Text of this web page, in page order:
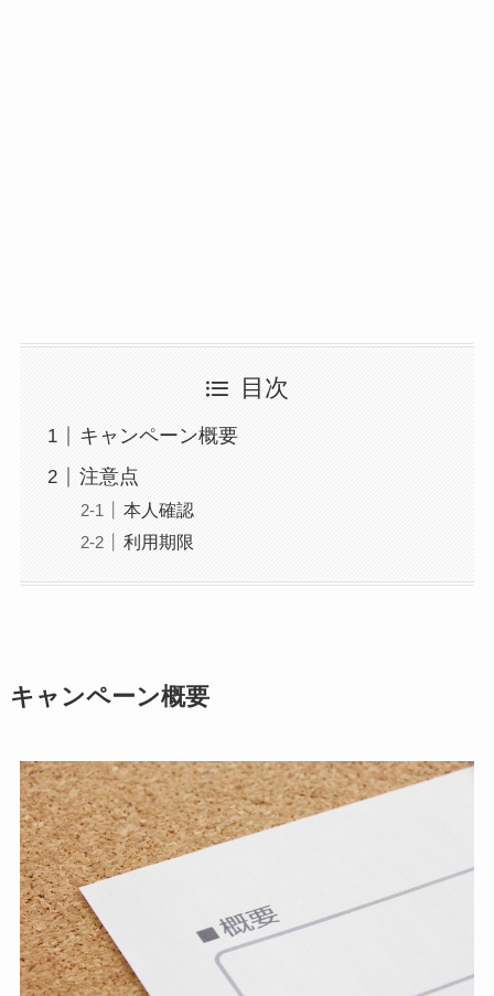
目次
キャンペーン概要
注意点
本人確認
利用期限
キャンペーン概要